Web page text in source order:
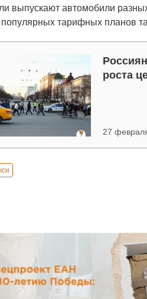
выпускают автомобили
популярных тарифных планов
роста
27